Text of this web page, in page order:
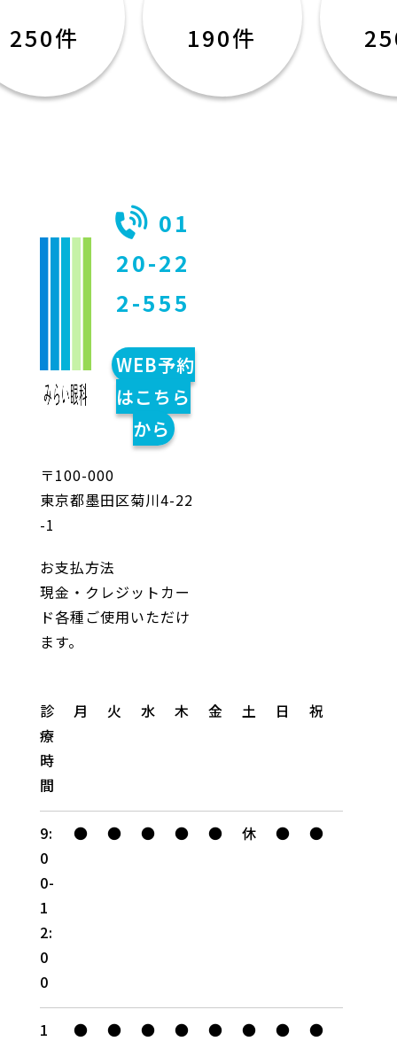
250件 190件
01
20-22
2-555
WEB予約
はこちら
から
〒100-000
東京都墨田区菊川4-22
-1
お支払方法
現金・クレジットカー
ド各種ご使用いただけ
ます。
診
療
時
間
月 火 水 木 金 土 日 祝
9:
0
0-
1
2:
0
0
● ● ● ● ● 休 ● ●
1
● ● ● ● ● ● ● ●